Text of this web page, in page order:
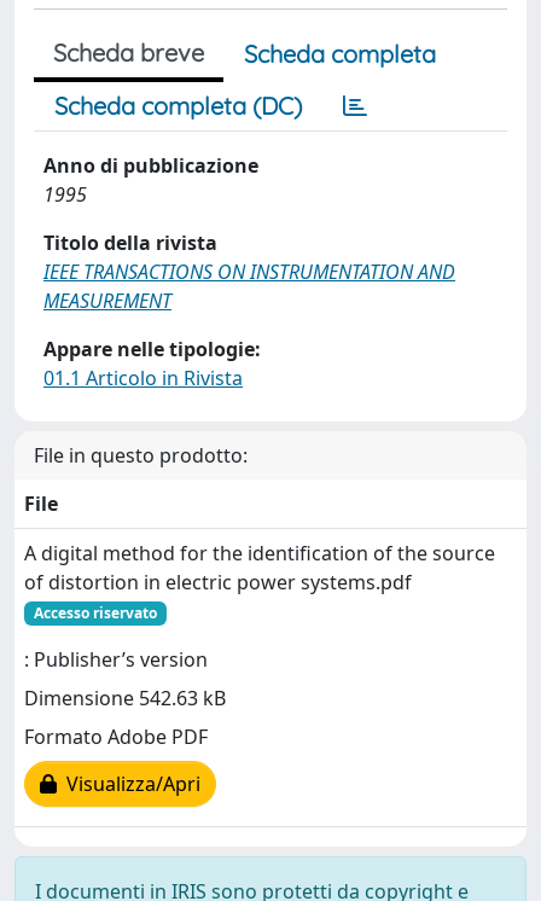
Scheda breve
Scheda completa
Scheda completa (DC)
Anno di pubblicazione
1995
Titolo della rivista
IEEE TRANSACTIONS ON INSTRUMENTATION AND
MEASUREMENT
Appare nelle tipologie:
01.1 Articolo in Rivista
File in questo prodotto:
File
A digital method for the identification of the source
of distortion in electric power systems.pdf
Accesso riservato
: Publisher’s version
Dimensione 542.63 kB
Formato Adobe PDF
Visualizza/Apri
I documenti in IRIS sono protetti da copyright e